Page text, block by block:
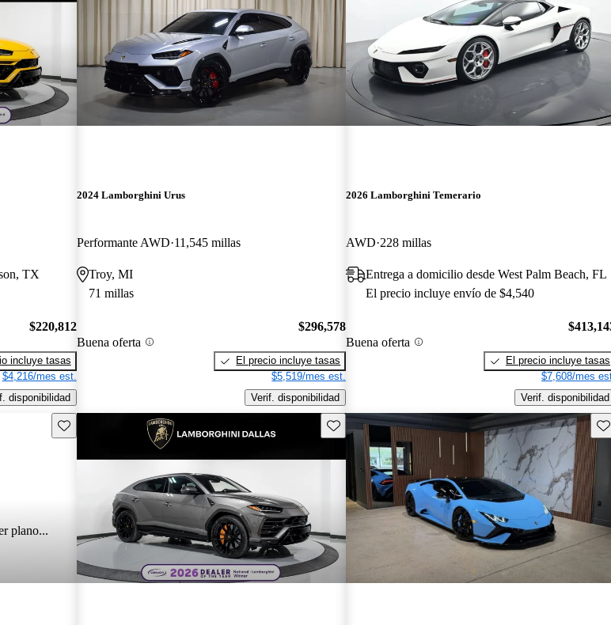
TX
$220,812
incluye tasas
$4,216/mes est.
disponibilidad
2024 Lamborghini Urus
Performante AWD 11,545 millas
Troy, MI
71 millas
Buena oferta
$296,578
El precio incluye tasas
$5,519/mes est.
Verif. disponibilidad
2026 Lamborghini Temerario
AWD 228 millas
Entrega a domicilio desde West Palm Beach, FL
El precio incluye envío de $4,540
Buena oferta
El precio incluye tasas
$7,608/mes
Verif. disponibilidad
plano...
Guarda este Aviso Guarda este Aviso